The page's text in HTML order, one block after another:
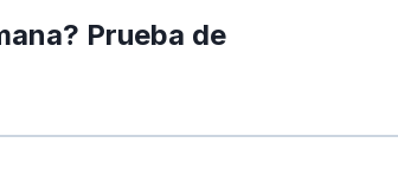
Prueba de